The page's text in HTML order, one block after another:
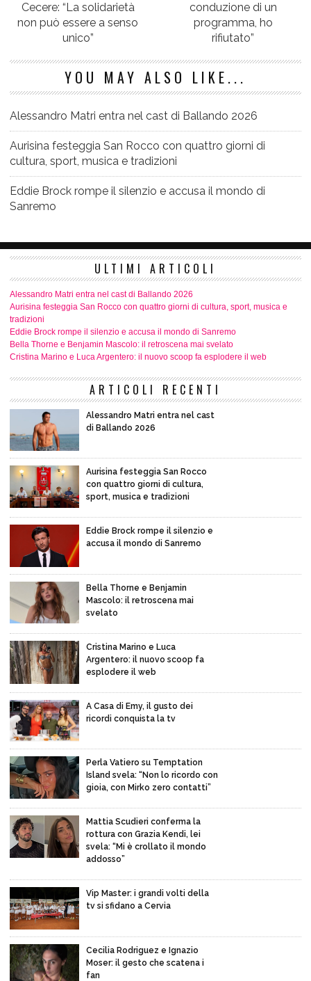
Cecere: “La solidarietà
non può essere a senso
unico”
conduzione di un
programma, ho
rifiutato”
YOU MAY ALSO LIKE...
Alessandro Matri entra nel cast di Ballando 2026
Aurisina festeggia San Rocco con quattro giorni di
cultura, sport, musica e tradizioni
Eddie Brock rompe il silenzio e accusa il mondo di
Sanremo
ULTIMI ARTICOLI
Alessandro Matri entra nel cast di Ballando 2026
Aurisina festeggia San Rocco con quattro giorni di cultura, sport, musica e
tradizioni
Eddie Brock rompe il silenzio e accusa il mondo di Sanremo
Bella Thorne e Benjamin Mascolo: il retroscena mai svelato
Cristina Marino e Luca Argentero: il nuovo scoop fa esplodere il web
ARTICOLI RECENTI
Alessandro Matri entra nel cast
di Ballando 2026
Aurisina festeggia San Rocco
con quattro giorni di cultura,
sport, musica e tradizioni
Eddie Brock rompe il silenzio e
accusa il mondo di Sanremo
Bella Thorne e Benjamin
Mascolo: il retroscena mai
svelato
Cristina Marino e Luca
Argentero: il nuovo scoop fa
esplodere il web
A Casa di Emy, il gusto dei
ricordi conquista la tv
Perla Vatiero su Temptation
Island svela: “Non lo ricordo con
gioia, con Mirko zero contatti”
Mattia Scudieri conferma la
rottura con Grazia Kendi, lei
svela: “Mi è crollato il mondo
addosso”
Vip Master: i grandi volti della
tv si sfidano a Cervia
Cecilia Rodriguez e Ignazio
Moser: il gesto che scatena i
fan